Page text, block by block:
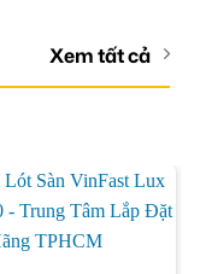
Xem tất cả